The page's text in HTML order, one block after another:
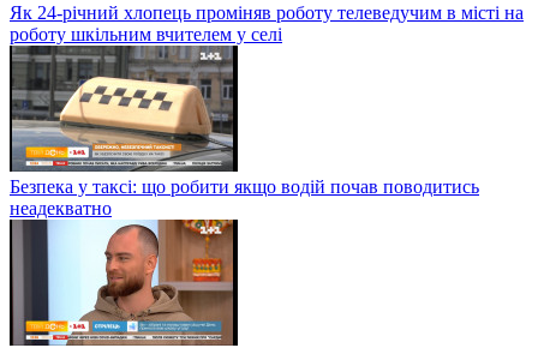
Як 24-річний хлопець проміняв роботу телеведучим в місті на
роботу шкільним вчителем у селі
Безпека у таксі: що робити якщо водій почав поводитись
неадекватно